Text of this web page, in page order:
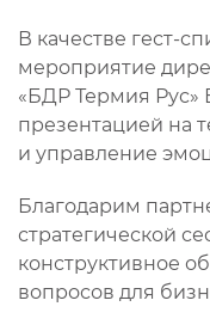
В качестве гест-
мероприятие
«БДР Термия Рус»
презентацией на
и управление
Благодарим
стратегической
конструктивное
вопросов для